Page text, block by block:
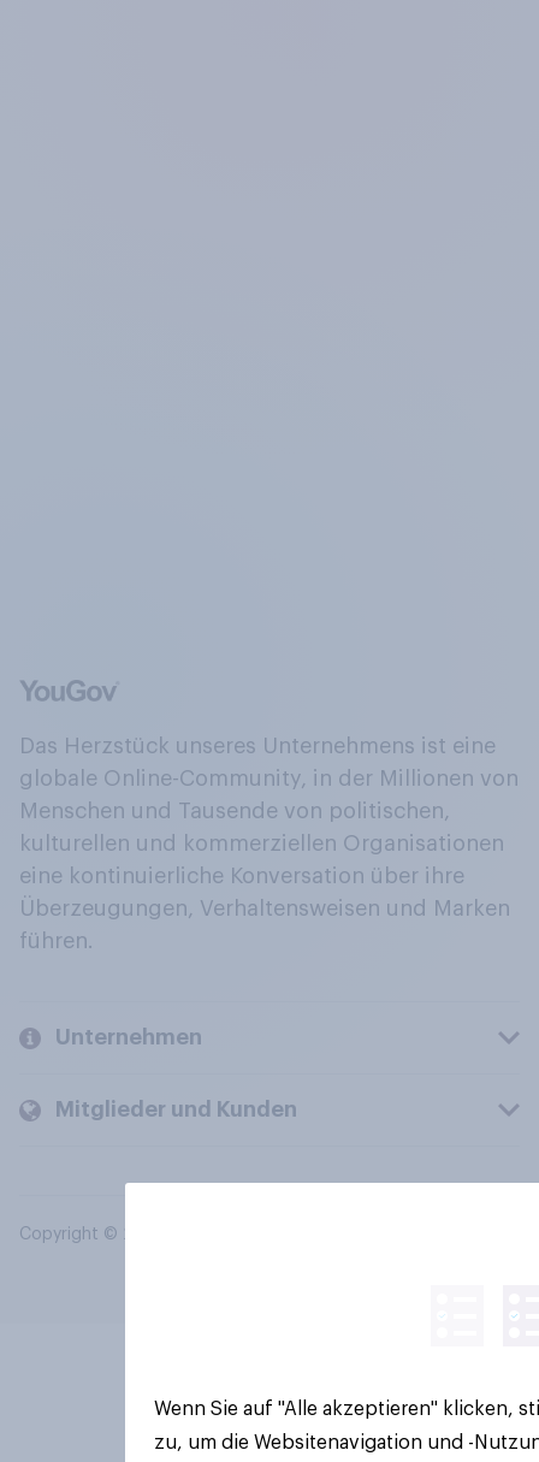
Das Herzstück unseres Unternehmens ist eine
globale Online-Community, in der Millionen von
Menschen und Tausende von politischen,
kulturellen und kommerziellen Organisationen
eine kontinuierliche Konversation über ihre
Überzeugungen, Verhaltensweisen und Marken
führen.
Unternehmen
Mitglieder und Kunden
Copyright © 2026 YouGov PLC. Alle Rechte vorbehalten.
Wenn Sie auf "Alle akzeptieren" klicken,
zu, um die Websitenavigation und -